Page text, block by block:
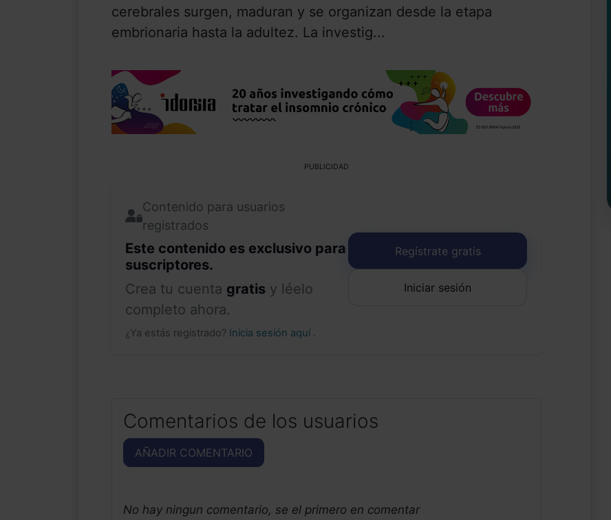
cerebrales surgen, maduran y se organizan desde la etapa
embrionaria hasta la adultez. La investig...
PUBLICIDAD
Contenido para usuarios
registrados
Este contenido es exclusivo para
suscriptores.
Crea tu cuenta gratis y léelo
completo ahora.
¿Ya estás registrado? Inicia sesión aquí .
Regístrate gratis
Iniciar sesión
Comentarios de los usuarios
AÑADIR COMENTARIO
No hay ningun comentario, se el primero en comentar